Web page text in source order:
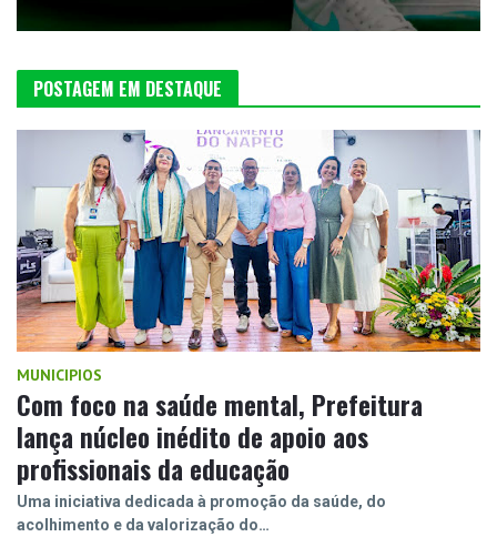
POSTAGEM EM DESTAQUE
MUNICIPIOS
Com foco na saúde mental, Prefeitura
lança núcleo inédito de apoio aos
profissionais da educação
Uma iniciativa dedicada à promoção da saúde, do
acolhimento e da valorização do…